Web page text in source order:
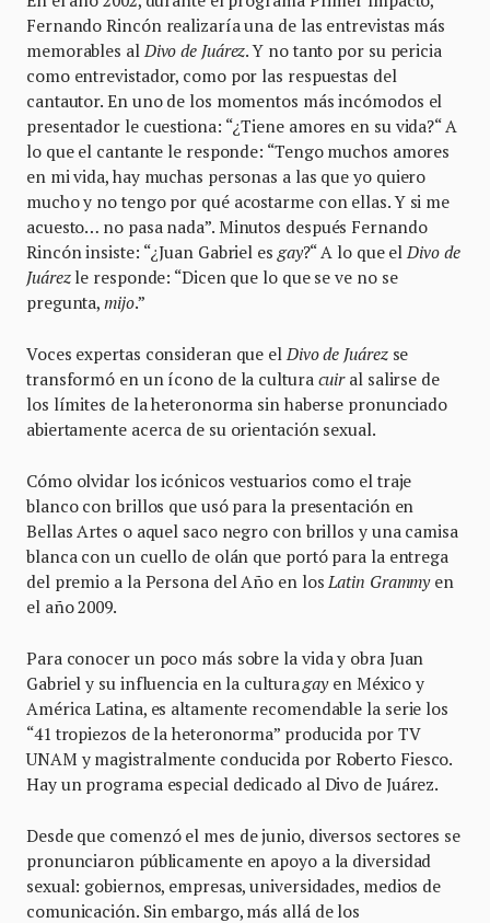
Fernando Rincón realizaría una de las entrevistas más
memorables al Divo de Juárez. Y no tanto por su pericia
como entrevistador, como por las respuestas del
cantautor. En uno de los momentos más incómodos el
presentador le cuestiona: “¿Tiene amores en su vida?“ A
lo que el cantante le responde: “Tengo muchos amores
en mi vida, hay muchas personas a las que yo quiero
mucho y no tengo por qué acostarme con ellas. Y si me
acuesto… no pasa nada”. Minutos después Fernando
Rincón insiste: “¿Juan Gabriel es gay?“ A lo que el Divo de
Juárezle responde: “Dicen que lo que se ve no se
pregunta, mijo.”
Voces expertas consideran que el Divo de Juárezse
transformó en un ícono de la cultura cuiral salirse de
los límites de la heteronorma sin haberse pronunciado
abiertamente acerca de su orientación sexual.
Cómo olvidar los icónicos vestuarios como el traje
blanco con brillos que usó para la presentación en
Bellas Artes o aquel saco negro con brillos y una camisa
blanca con un cuello de olán que portó para la entrega
del premio a la Persona del Año en los Latin Grammyen
el año 2009.
Para conocer un poco más sobre la vida y obra Juan
Gabriel y su influencia en la culturagayen México y
América Latina, es altamente recomendable la serie los
“41 tropiezos de la heteronorma” producida por TV
UNAM y magistralmente conducida por Roberto Fiesco.
Hay un programa especial dedicado al Divo de Juárez.
Desde que comenzó el mes de junio, diversos sectores se
pronunciaron públicamente en apoyo a la diversidad
sexual: gobiernos, empresas, universidades, medios de
comunicación. Sin embargo, más allá de los